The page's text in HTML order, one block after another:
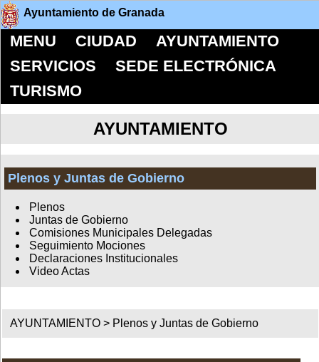
Ayuntamiento de Granada
MENU CIUDAD
AYUNTAMIENTO
SERVICIOS
SEDE ELECTRÓNICA
TURISMO
AYUNTAMIENTO
Plenos y Juntas de Gobierno
Plenos
Juntas de Gobierno
Comisiones Municipales Delegadas
Seguimiento Mociones
Declaraciones Institucionales
Video Actas
AYUNTAMIENTO > Plenos y Juntas de Gobierno